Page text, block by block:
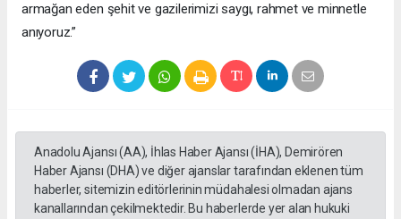
armağan eden şehit ve gazilerimizi saygı, rahmet ve minnetle
anıyoruz.”
Anadolu Ajansı (AA), İhlas Haber Ajansı (İHA), Demirören
Haber Ajansı (DHA) ve diğer ajanslar tarafından eklenen tüm
haberler, sitemizin editörlerinin müdahalesi olmadan ajans
kanallarından çekilmektedir. Bu haberlerde yer alan hukuki